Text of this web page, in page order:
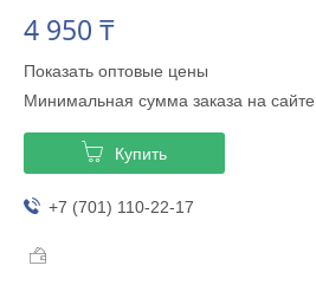
4 950 ₸
Показать оптовые цены
Минимальная сумма заказа на
Купить
+7 (701) 110-22-17